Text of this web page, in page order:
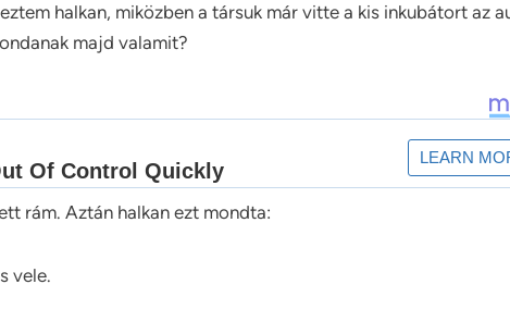
halkan, miközben a társuk már vitte a kis inkubátort az
majd valamit?
rám. Aztán halkan ezt mondta:
vele.